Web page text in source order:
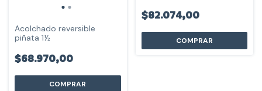
Acolchado reversible
piñata 1½
$68.970,00
COMPRAR
$82.074,00